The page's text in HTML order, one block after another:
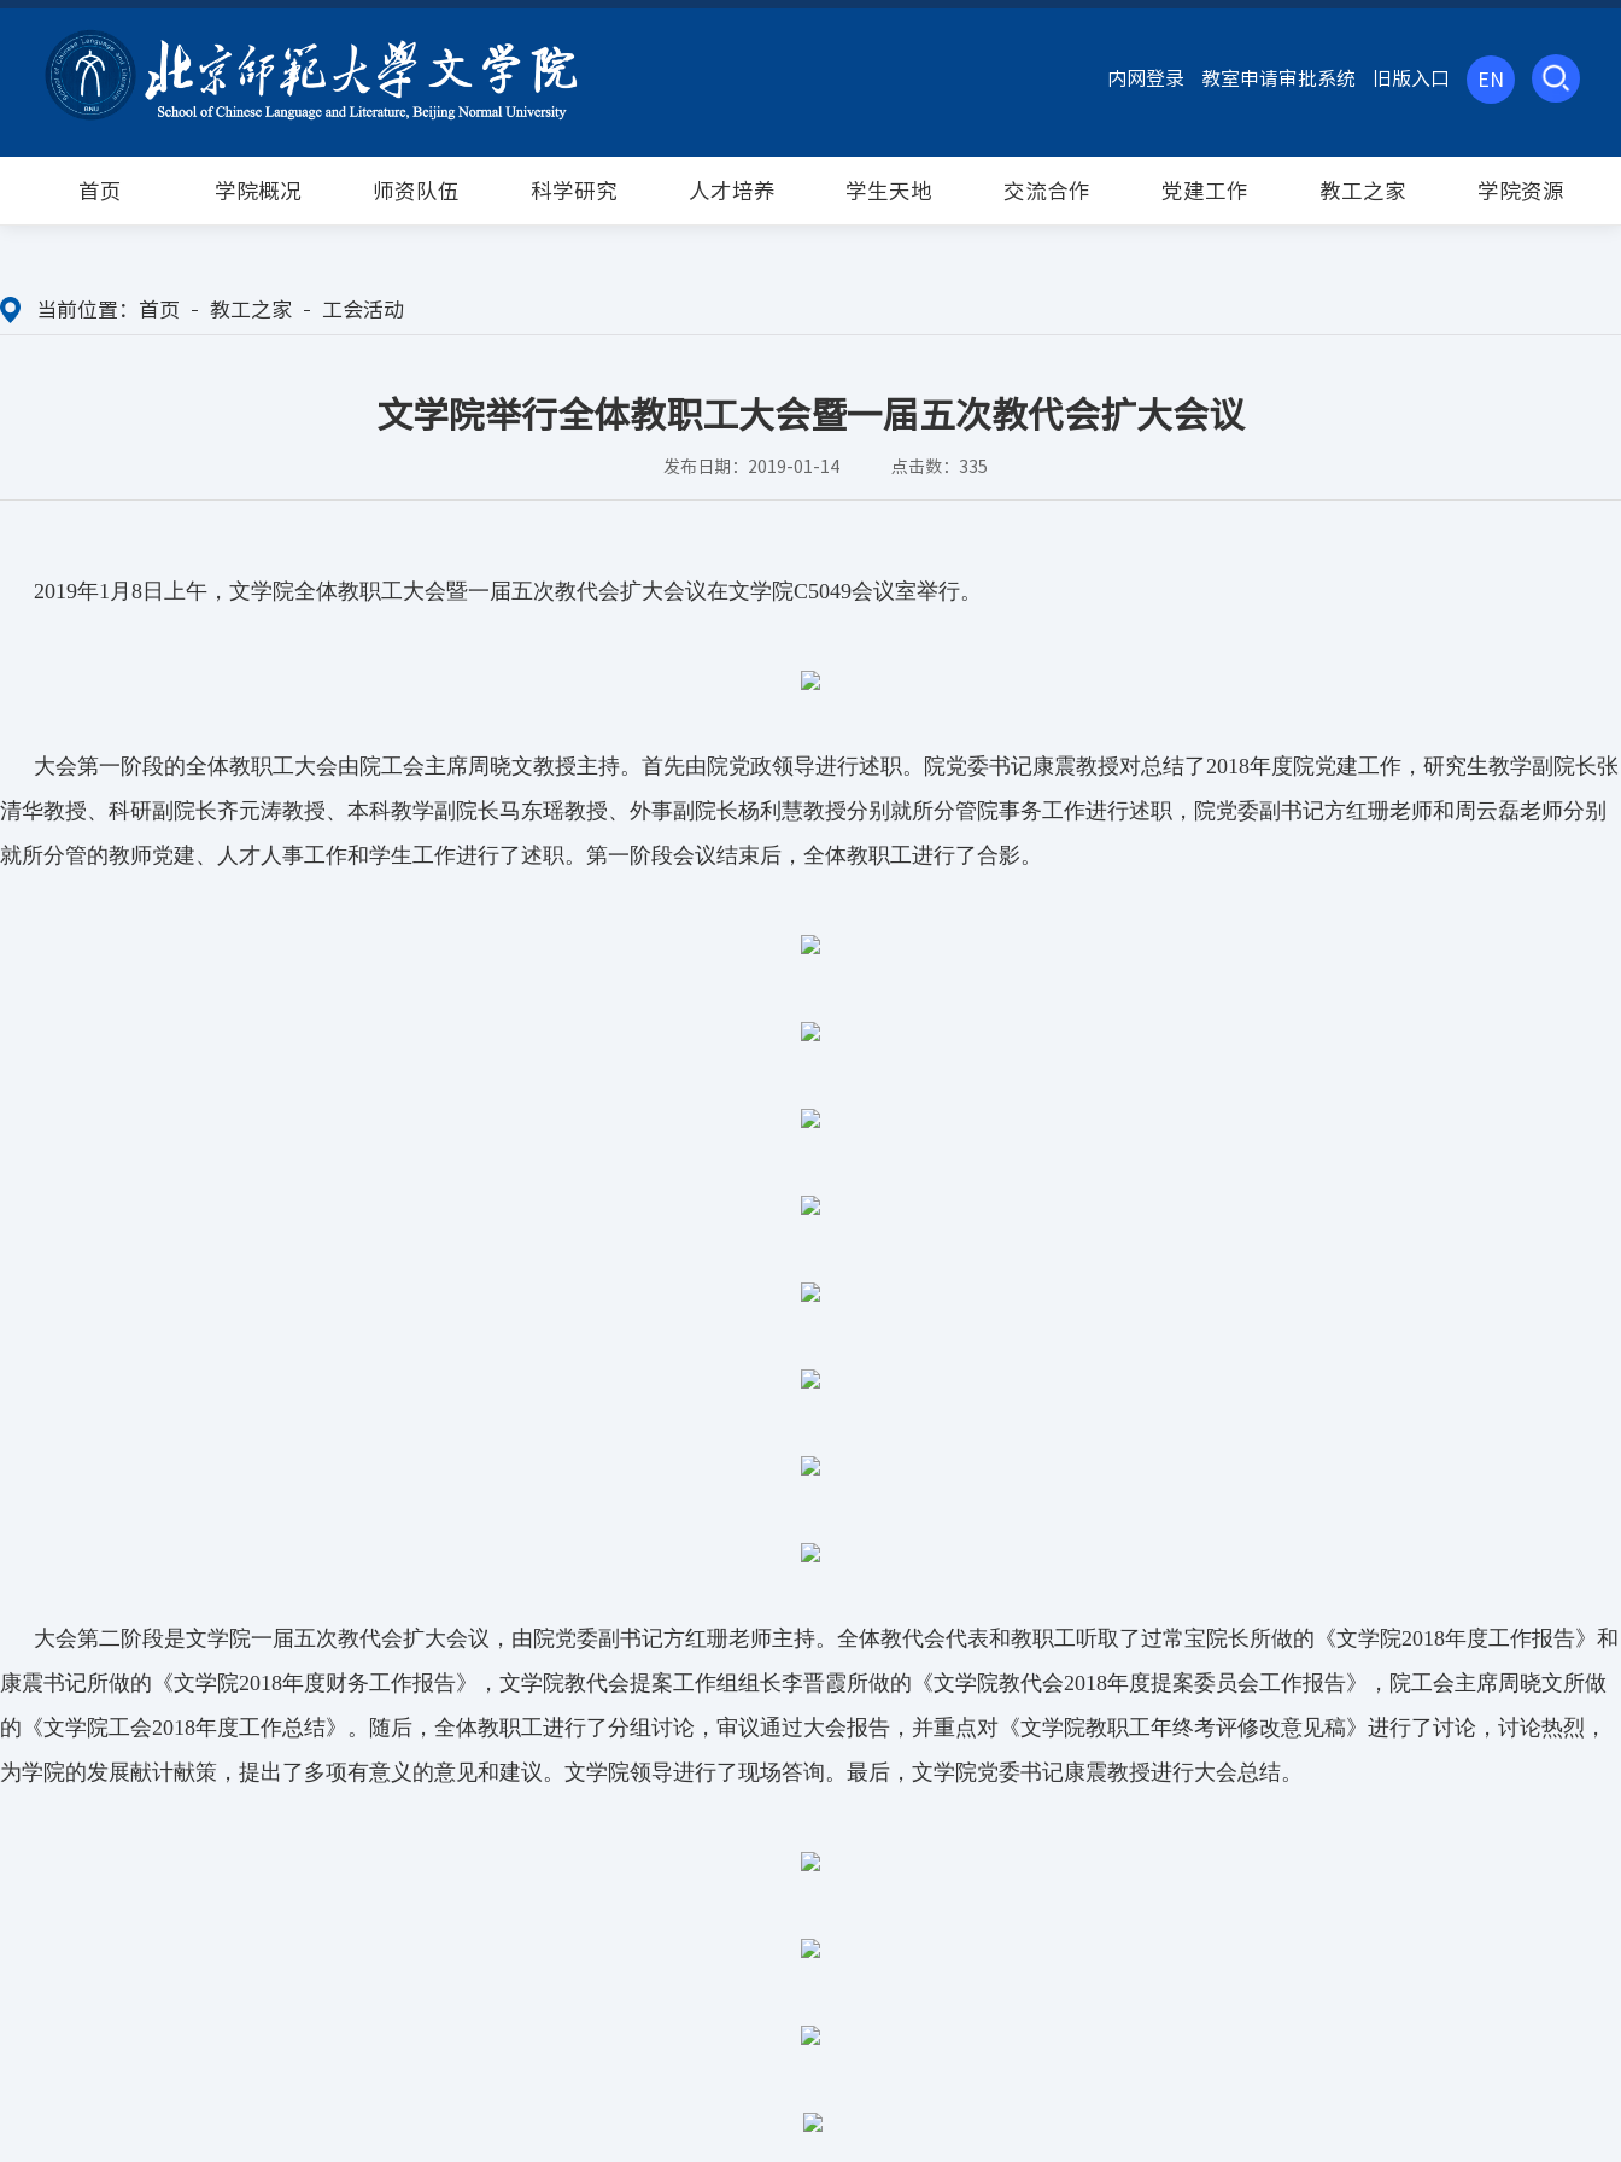
首页 学院概况 师资队伍 科学研究 人才培养 学生天地 交流合作 党建工作 教工之家 学院资源
内网登录 教室申请审批系统 旧版入口 EN
当前位置： 首页 教工之家 工会活动
文学院举行全体教职工大会暨一届五次教代会扩大会议
发布日期：2019-01-14 点击数： 335
2019年1 月 8日上午，文学院全体教职工大会暨一届五次教代会扩大会议在文学院C5049会议室举行。
大会第一阶段的全体教职工大会由院工会主席周晓文教授主持。首先由院党政领导进行述职。院党委书记康震教授对总结了2018年度院党建工作，研究生教学副院长张
清华教授、科研副院长齐元涛教授、本科教学副院长马东瑶教授、外事副院长杨利慧教授分别就所分管院事务工作进行述职，院党委副书记方红珊老师和周云磊老师分别
就所分管的教师党建、人才人事工作和学生工作进行了述职。第一阶段会议结束后，全体教职工进行了合影。
大会第二阶段是文学院一届五次教代会扩大会议，由院党委副书记方红珊老师主持。全体教代会代表和教职工听取了过常宝院长所做的《文学院2018年度工作报告》和
康震书记所做的《文学院2018年度财务工作报告》，文学院教代会提案工作组组长李晋霞所做的《文学院教代会2018年度提案委员会工作报告》，院工会主席周晓文所做
的《文学院工会2018年度工作总结》。随后，全体教职工进行了分组讨论，审议通过大会报告，并重点对《文学院教职工年终考评修改意见稿》进行了讨论，讨论热烈，
为学院的发展献计献策，提出了多项有意义的意见和建议。文学院领导进行了现场答询。最后，文学院党委书记康震教授进行大会总结。